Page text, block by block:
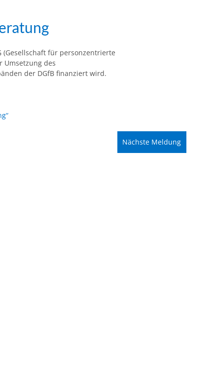
(Gesellschaft für personzentrierte
Umsetzung des
der DGfB finanziert wird.
Nächste Meldung